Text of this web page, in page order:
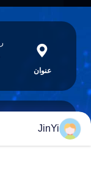
عنوان
JinYi